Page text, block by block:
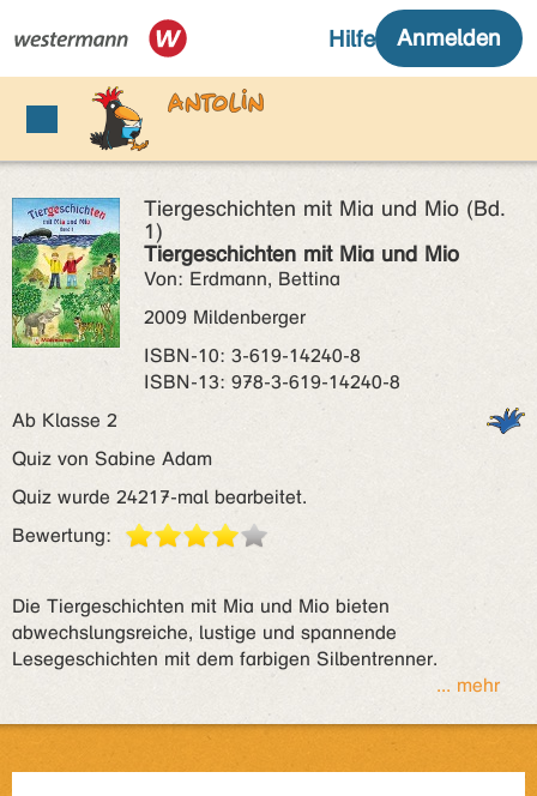
Tiergeschichten mit Mia und Mio (Bd.
1)
Tiergeschichten mit Mia und Mio
Von: Erdmann, Bettina
2009 Mildenberger
ISBN‑10: 3-619-14240-8
ISBN‑13: 978-3-619-14240-8
Ab Klasse 2
Quiz von Sabine Adam
Quiz wurde 24217-mal bearbeitet.
Bewertung:
Die Tiergeschichten mit Mia und Mio bieten
abwechslungsreiche, lustige und spannende
Lesegeschichten mit dem farbigen Silbentrenner.
... mehr